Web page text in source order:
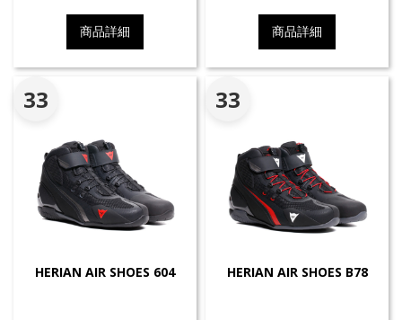
商品詳細 商品詳細
33
HERIAN AIR SHOES 604
33
HERIAN AIR SHOES B78